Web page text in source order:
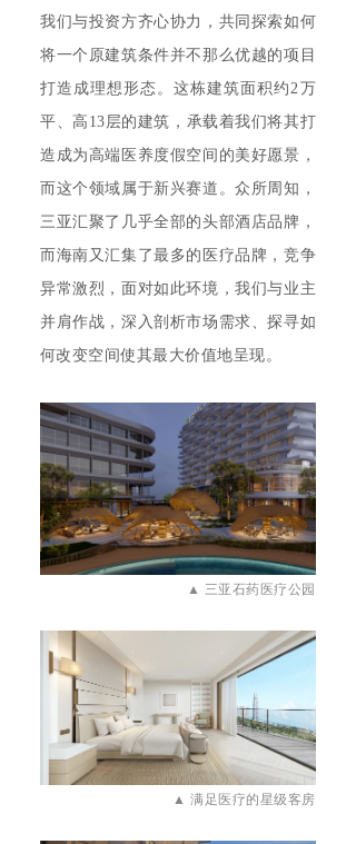
我们与投资方齐心协力，共同探索如何
将一个原建筑条件并不那么优越的项目
打造成理想形态。这栋建筑面积约2万
平、高13层的建筑，承载着我们将其打
造成为高端医养度假空间的美好愿景，
而这个领域属于新兴赛道。众所周知，
三亚汇聚了几乎全部的头部酒店品牌，
而海南又汇集了最多的医疗品牌，竞争
异常激烈，面对如此环境，我们与业主
并肩作战，深入剖析市场需求、探寻如
何改变空间使其最大价值地呈现。
▲ 三亚石药医疗公园
▲满足医疗的星级客房